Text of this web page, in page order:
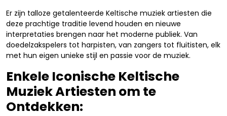
Er zijn talloze getalenteerde Keltische muziek artiesten die
deze prachtige traditie levend houden en nieuwe
interpretaties brengen naar het moderne publiek. Van
doedelzakspelers tot harpisten, van zangers tot fluitisten, elk
met hun eigen unieke stijl en passie voor de muziek.
Enkele Iconische Keltische
Muziek Artiesten om te
Ontdekken: